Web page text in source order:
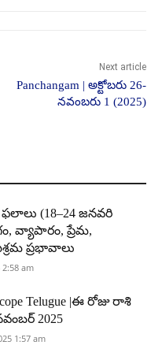
Next article
Panchangam | అక్టోబ‌రు 26-
న‌వంబ‌రు 1 (2025)
(18–24 జనవరి
వ్యాపారం, ప్రేమ,
ప్రభావాలు
2:58 am
Telugue |ఈ రోజు రాశి
2025
1:57 am